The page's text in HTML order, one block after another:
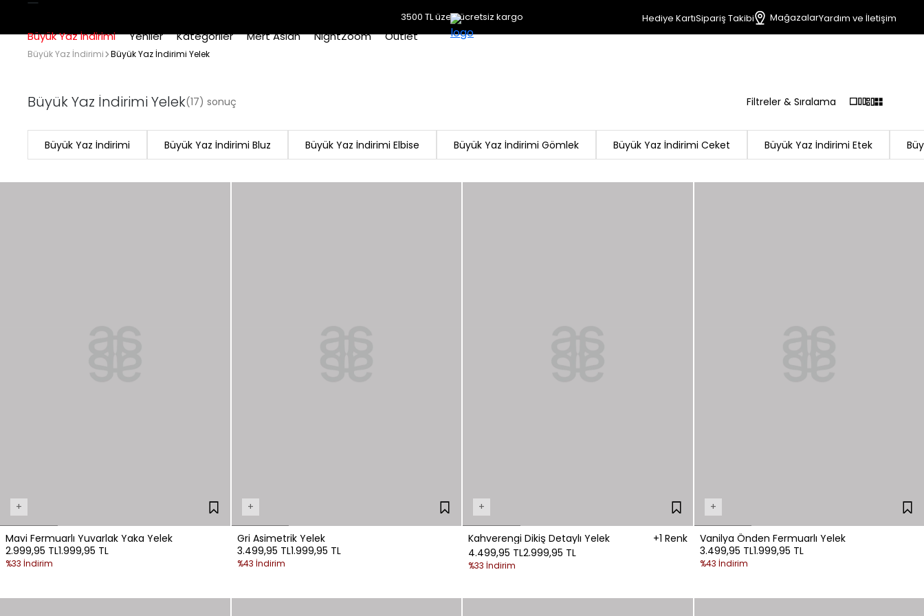
3500 TL üzeri ücretsiz kargo Hediye KartıSipariş Takibi MağazalarYardım ve İletişim
Büyük Yaz İndirimi Yeniler Kategoriler Mert Aslan NightZoom Outlet
Büyük Yaz İndirimi Büyük Yaz İndirimi Yelek
Büyük Yaz İndirimi Yelek(17) sonuç Filtreler & Sıralama
Büyük Yaz İndirimi Büyük Yaz İndirimi Bluz Büyük Yaz İndirimi Elbise Büyük Yaz İndirimi Gömlek Büyük Yaz İndirimi Ceket Büyük Yaz İndirimi Etek
+
Mavi Fermuarlı Yuvarlak Yaka Yelek
2.999,95 TL1.999,95 TL
%33 İndirim
+
Gri Asimetrik Yelek
3.499,95 TL1.999,95 TL
%43 İndirim
+
Kahverengi Dikiş Detaylı Yelek
+1 Renk
4.499,95 TL2.999,95 TL
%33 İndirim
+
Vanilya Önden Fermuarlı Yelek
3.499,95 TL1.999,95 TL
%43 İndirim